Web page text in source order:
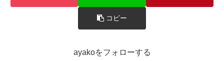
コピー
ayakoをフォローする